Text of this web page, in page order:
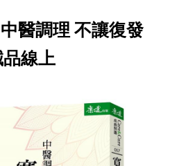
醫調理 不讓復發
線上